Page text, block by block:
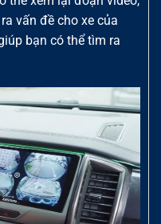
vấn đề cho xe của
bạn có thể tìm ra